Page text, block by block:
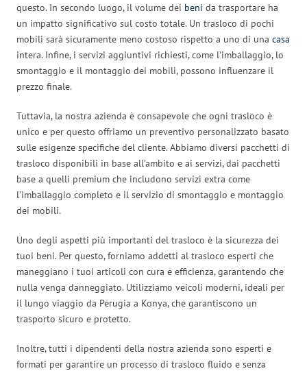
questo. In secondo luogo, il volume dei beni da trasportare ha
un impatto significativo sul costo totale. Un trasloco di pochi
mobili sarà sicuramente meno costoso rispetto a uno di una casa
intera. Infine, i servizi aggiuntivi richiesti, come l’imballaggio, lo
smontaggio e il montaggio dei mobili, possono influenzare il
prezzo finale.
Tuttavia, la nostra azienda è consapevole che ogni trasloco è
unico e per questo offriamo un preventivo personalizzato basato
sulle esigenze specifiche del cliente. Abbiamo diversi pacchetti di
trasloco disponibili in base all’ambito e ai servizi, dai pacchetti
base a quelli premium che includono servizi extra come
l’imballaggio completo e il servizio di smontaggio e montaggio
dei mobili.
Uno degli aspetti più importanti del trasloco è la sicurezza dei
tuoi beni. Per questo, forniamo addetti al trasloco esperti che
maneggiano i tuoi articoli con cura e efficienza, garantendo che
nulla venga danneggiato. Utilizziamo veicoli moderni, ideali per
il lungo viaggio da Perugia a Konya, che garantiscono un
trasporto sicuro e protetto.
Inoltre, tutti i dipendenti della nostra azienda sono esperti e
formati per garantire un processo di trasloco fluido e senza